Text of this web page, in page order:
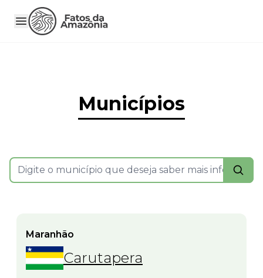
Municípios
Maranhão
Carutapera